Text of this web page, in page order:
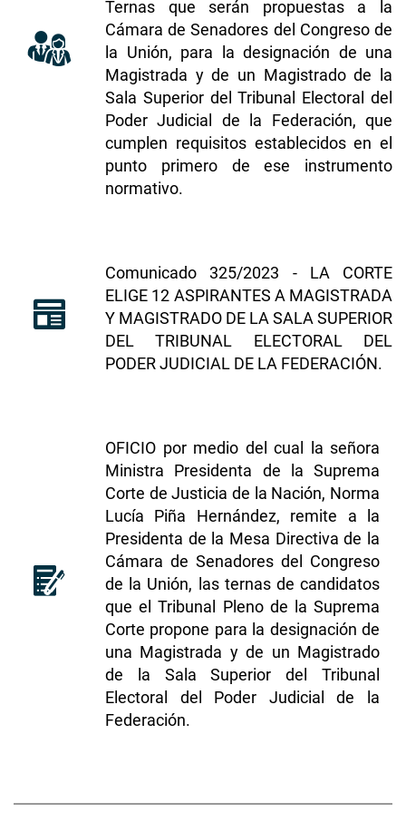
Ternas que serán propuestas a la
Cámara de Senadores del Congreso de
la Unión, para la designación de una
Magistrada y de un Magistrado de la
Sala Superior del Tribunal Electoral del
Poder Judicial de la Federación, que
cumplen requisitos establecidos en el
punto primero de ese instrumento
normativo.
​​​Comunicado 325/2023 - LA CORTE
ELIGE 12 ASPIRANTES A MAGISTRADA
Y MAGISTRADO DE LA SALA SUPERIOR
DEL TRIBUNAL ELECTORAL DEL
PODER JUDICIAL DE LA FEDERACIÓN.
OFICIO por medio del cual la señora
Ministra Presidenta de la Suprema
Corte de Justicia de la Nación, Norma
Lucía Piña Hernández, remite a la
Presidenta de la Mesa Directiva de la
Cámara de Senadores del Congreso
de la Unión, las ternas de candidatos
que el Tribunal Pleno de la Suprema
Corte propone para la designación de
una Magistrada y de un Magistrado
de la Sala Superior del Tribunal
Electoral del Poder Judicial de la
Federación.